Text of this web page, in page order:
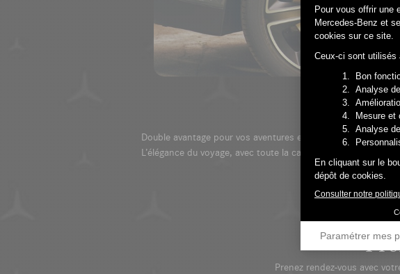
Double avantage pour vos aventures estivales ! Bénéficiez
L’élégance du voyage, avec toute la capacité de chargement
Prenez rendez-vous avec